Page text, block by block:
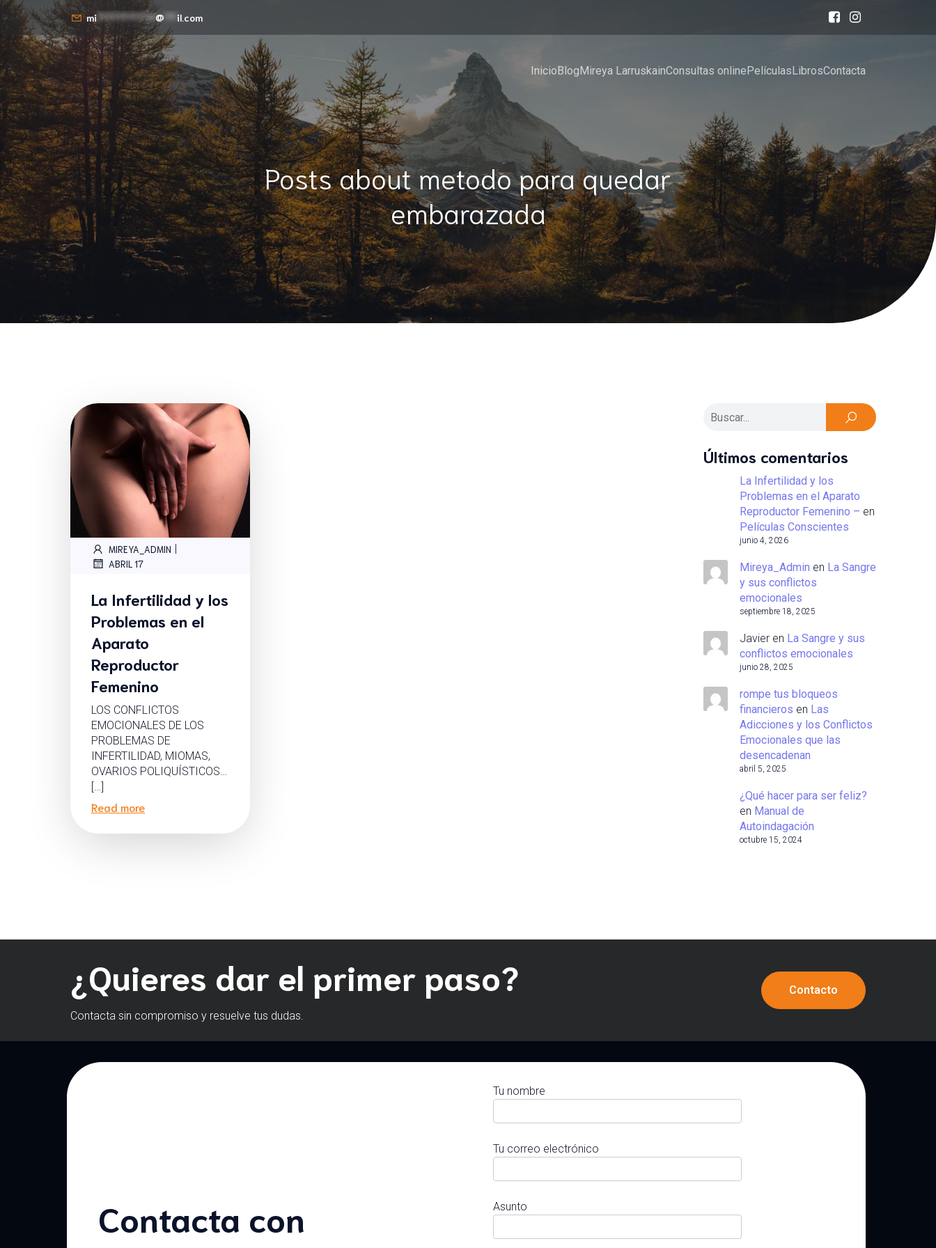
mi **************@ il.com
InicioBlogMireya LarruskainConsultas onlinePelículasLibrosContacta
Posts about metodo para quedar
embarazada
MIREYA_ADMIN
ABRIL 17
La Infertilidad y los
Problemas en el
Aparato
Reproductor
Femenino
LOS CONFLICTOS
EMOCIONALES DE LOS
PROBLEMAS DE
INFERTILIDAD, MIOMAS,
OVARIOS POLIQUÍSTICOS…
[…]
Read more
Últimos comentarios
La Infertilidad y los
Problemas en el Aparato
Reproductor Femenino – en
Películas Conscientes
junio 4, 2026
Mireya_Admin en La Sangre
y sus conflictos
emocionales
septiembre 18, 2025
Javier en La Sangre y sus
conflictos emocionales
junio 28, 2025
rompe tus bloqueos
financieros en Las
Adicciones y los Conflictos
Emocionales que las
desencadenan
abril 5, 2025
¿Qué hacer para ser feliz?
en Manual de
Autoindagación
octubre 15, 2024
¿Quieres dar el primer paso?
Contacta sin compromiso y resuelve tus dudas.
Contacto
Contacta con
Tu nombre
Tu correo electrónico
Asunto